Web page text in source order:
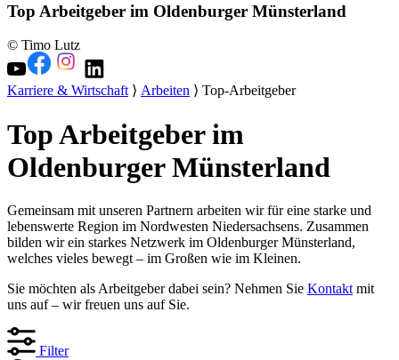
Top Arbeitgeber im Oldenburger Münsterland
© Timo Lutz
Karriere & Wirtschaft⟩ Arbeiten ⟩ Top-Arbeitgeber
Top Arbeitgeber im
Oldenburger Münsterland
Gemeinsam mit unseren Partnern arbeiten wir für eine starke und
lebenswerte Region im Nordwesten Niedersachsens. Zusammen
bilden wir ein starkes Netzwerk im Oldenburger Münsterland,
welches vieles bewegt – im Großen wie im Kleinen.
Sie möchten als Arbeitgeber dabei sein? Nehmen Sie Kontakt mit
uns auf – wir freuen uns auf Sie.
Filter